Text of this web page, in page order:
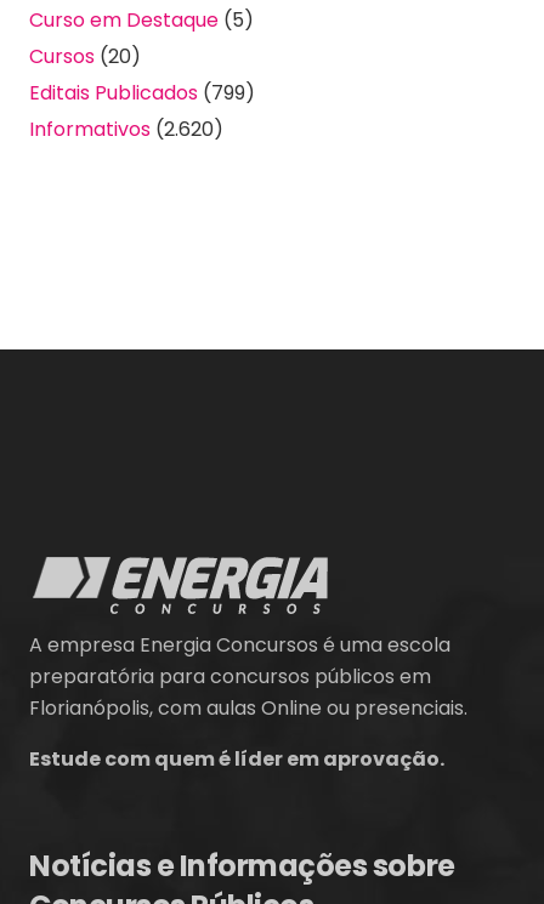
Curso em Destaque (5)
Cursos (20)
Editais Publicados (799)
Informativos (2.620)
A empresa Energia Concursos é uma escola
preparatória para concursos públicos em
Florianópolis, com aulas Online ou presenciais.
Estude com quem é líder em aprovação.
Notícias e Informações sobre